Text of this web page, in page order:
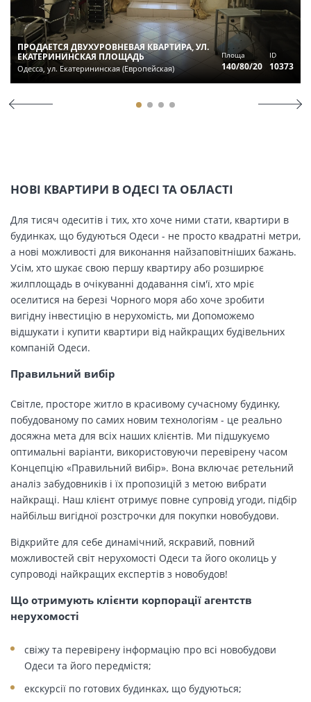
ПРОДАЕТСЯ ДВУХУРОВНЕВАЯ КВАРТИРА, УЛ.
ЕКАТЕРИНИНСКАЯ ПЛОЩАДЬ
Одесса, ул. Екатерининская (Европейская)
Площа
140/80/20
ID
10373
НОВІ КВАРТИРИ В ОДЕСІ ТА ОБЛАСТІ
Для тисяч одеситів і тих, хто хоче ними стати, квартири в
будинках, що будуються Одеси - не просто квадратні метри,
а нові можливості для виконання найзаповітніших бажань.
Усім, хто шукає свою першу квартиру або розширює
жилплощадь в очікуванні додавання сім'ї, хто мріє
оселитися на березі Чорного моря або хоче зробити
вигідну інвестицію в нерухомість, ми Допоможемо
відшукати і купити квартири від найкращих будівельних
компаній Одеси.
Правильний вибір
Світле, просторе житло в красивому сучасному будинку,
побудованому по самих новим технологіям - це реально
досяжна мета для всіх наших клієнтів. Ми підшукуємо
оптимальні варіанти, використовуючи перевірену часом
Концепцію «Правильний вибір». Вона включає ретельний
аналіз забудовників і їх пропозицій з метою вибрати
найкращі. Наш клієнт отримує повне супровід угоди, підбір
найбільш вигідної розстрочки для покупки новобудови.
Відкрийте для себе динамічний, яскравий, повний
можливостей світ нерухомості Одеси та його околиць у
супроводі найкращих експертів з новобудов!
Що отримують клієнти корпорації агентств
нерухомості
свіжу та перевірену інформацію про всі новобудови
Одеси та його передмістя;
екскурсії по готових будинках, що будуються;